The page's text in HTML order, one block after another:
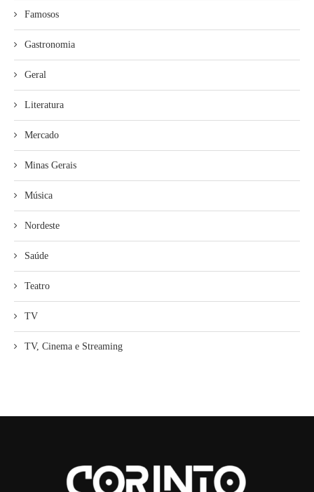
Famosos
Gastronomia
Geral
Literatura
Mercado
Minas Gerais
Música
Nordeste
Saúde
Teatro
TV
TV, Cinema e Streaming